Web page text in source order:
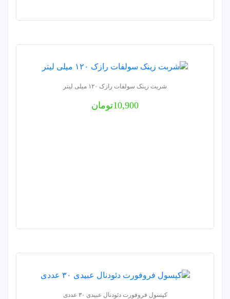
شربت زینک سولفات رازک ۱۲۰ میلی لیتر
10,900تومان
کپسول فروفورت دئودنال عبیدی ۳۰ عددی